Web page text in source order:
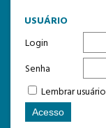
USUÁRIO
Login
Senha
Lembrar usuário